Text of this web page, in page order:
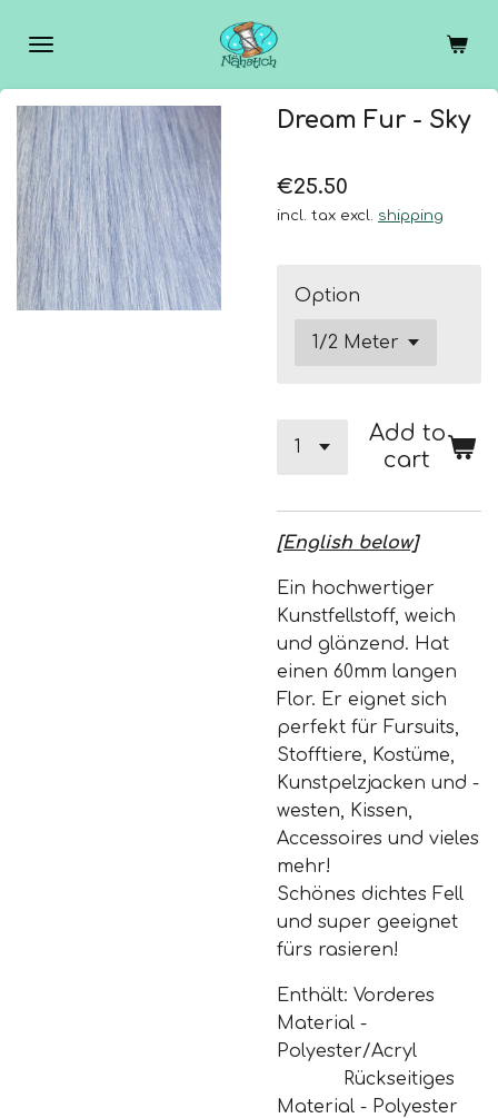
content
Dream Fur - Sky
€25.50
incl. tax excl. shipping
Option
Add to
cart
[English below]
Ein hochwertiger
Kunstfellstoff, weich
und glänzend. Hat
einen 60mm langen
Flor. Er eignet sich
perfekt für Fursuits,
Stofftiere, Kostüme,
Kunstpelzjacken und -
westen, Kissen,
Accessoires und vieles
mehr!
Schönes dichtes Fell
und super geeignet
fürs rasieren!
Enthält: Vorderes
Material -
Polyester/Acryl
Rückseitiges
Material - Polyester